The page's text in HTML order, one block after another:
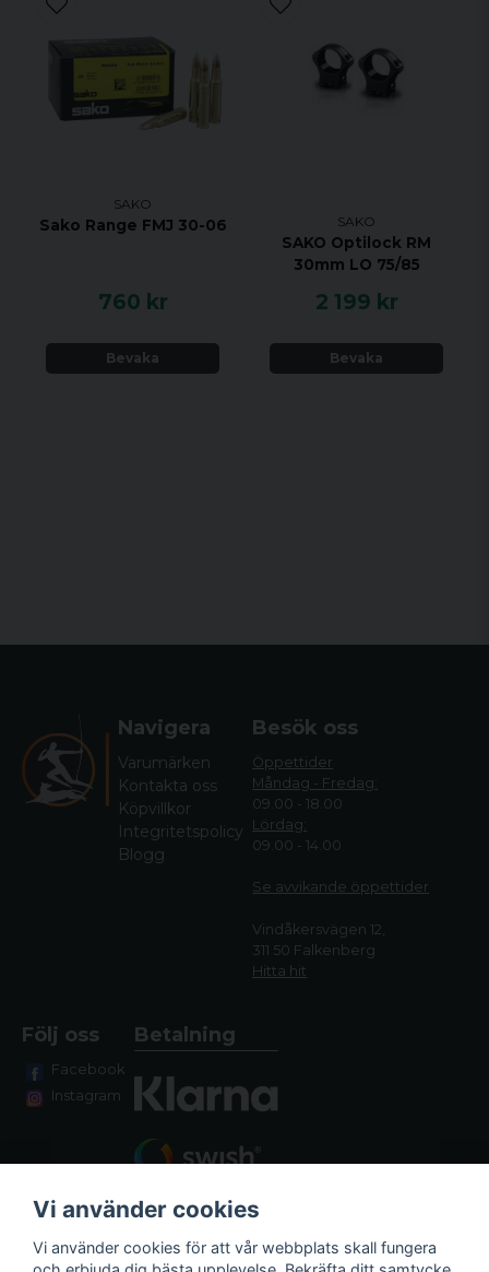
SAKO
Sako Range FMJ 30-06
760 kr
Bevaka
SAKO
SAKO Optilock RM
30mm LO 75/85
2 199 kr
Bevaka
Navigera
Varumärken
Kontakta oss
Köpvillkor
Integritetspolicy
Blogg
Besök oss
Öppettider
Måndag - Fredag:
09.00 - 18.00
Lördag:
09.00 - 14.00
Se avvikande öppettider
Vindåkersvägen 12,
311 50 Falkenberg
Hitta hit
Följ oss
Facebook
Instagram
Betalning
Vi använder cookies
Vi använder cookies för att vår webbplats skall fungera